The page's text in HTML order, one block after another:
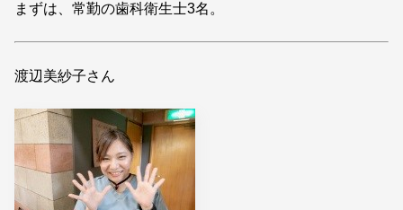
まずは、常勤の歯科衛生士3名。
渡辺美紗子さん